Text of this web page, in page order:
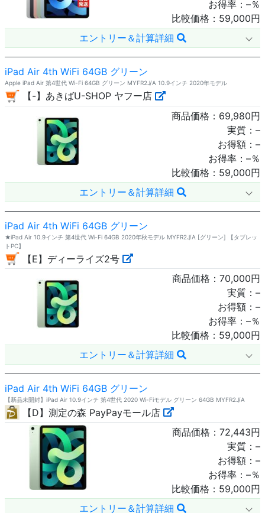
お得率： –％
比較価格： 59,000円
エントリー＆計算詳細
iPad Air 4th WiFi 64GB グリーン
Apple iPad Air 第4世代 Wi-Fi 64GB グリーン MYFR2J/A 10.9インチ 2020年モデル
【-】あきばU-SHOP ヤフー店
商品価格： 69,980円
実質： –
お得額： –
お得率： –％
比較価格： 59,000円
エントリー＆計算詳細
iPad Air 4th WiFi 64GB グリーン
★iPad Air 10.9インチ 第4世代 Wi-Fi 64GB 2020年秋モデル MYFR2J/A [グリーン] 【タブレッ
トPC】
【E】ディーライズ2号
商品価格： 70,000円
実質： –
お得額： –
お得率： –％
比較価格： 59,000円
エントリー＆計算詳細
iPad Air 4th WiFi 64GB グリーン
【新品未開封】iPad Air 10.9インチ 第4世代 2020 Wi-Fiモデル グリーン 64GB MYFR2J/A
【D】測定の森 PayPayモール店
商品価格： 72,443円
実質： –
お得額： –
お得率： –％
比較価格： 59,000円
エントリー＆計算詳細